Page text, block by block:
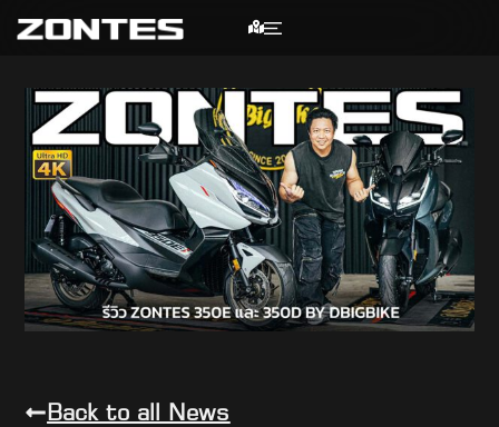
Back to all News